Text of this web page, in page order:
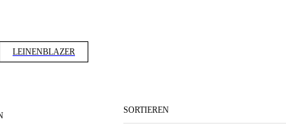
LEINENBLAZER
SORTIEREN